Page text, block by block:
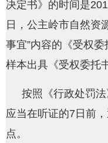
决定书》的时间是
日，公主岭市自然资
事宜”内容的《受权
样本出具《受权委托
按照《行政处罚
应当在听证的7日前
点。